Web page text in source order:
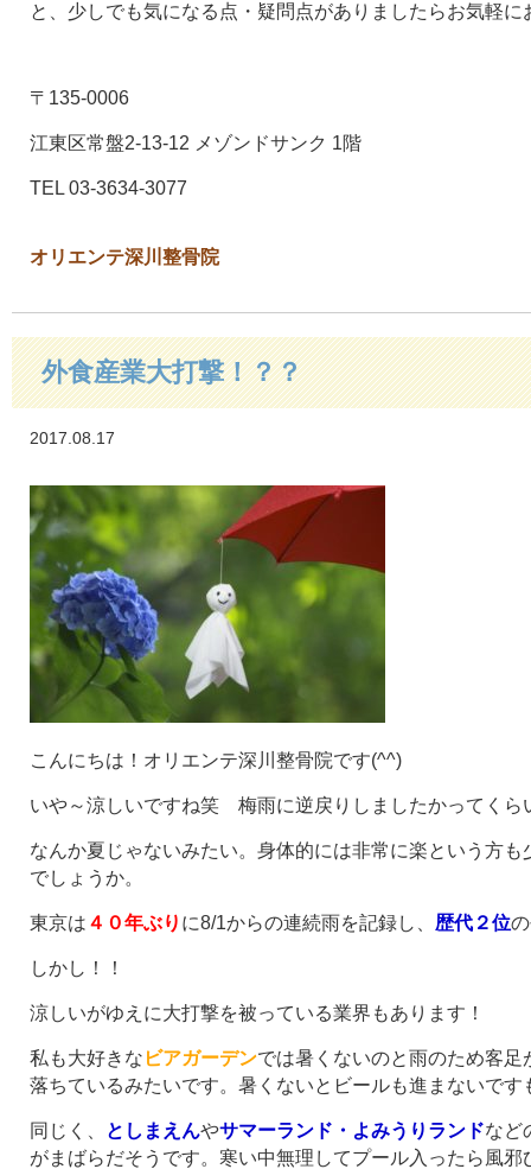
と、少しでも気になる点・疑問点がありましたらお気軽に
〒135-0006
江東区常盤2-13-12 メゾンドサンク 1階
TEL 03-3634-3077
オリエンテ深川整骨院
外食産業大打撃！？？
2017.08.17
こんにちは！オリエンテ深川整骨院です(^^)
いや～涼しいですね笑 梅雨に逆戻りしましたかってくら
なんか夏じゃないみたい。身体的には非常に楽という方も
でしょうか。
東京は ４０年ぶり に8/1からの連続雨を記録し、 歴代２位
しかし！！
涼しいがゆえに大打撃を被っている業界もあります！
私も大好きな ビアガーデンでは暑くないのと雨のため客足
落ちているみたいです。暑くないとビールも進まないです
同じく、 としまえんやサマーランド・よみうりランドなど
がまばらだそうです。寒い中無理してプール入ったら風邪